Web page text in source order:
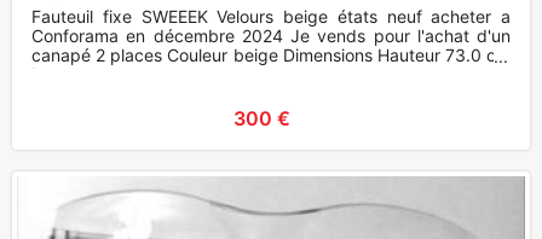
Fauteuil fixe SWEEEK Velours beige états neuf acheter a
Conforama en décembre 2024 Je vends pour l'achat d'un
canapé 2 places Couleur beige Dimensions Hauteur 73.0 cm
Larg
300 €